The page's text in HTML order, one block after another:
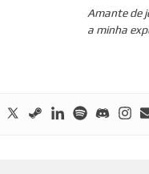
Amante de
a minha